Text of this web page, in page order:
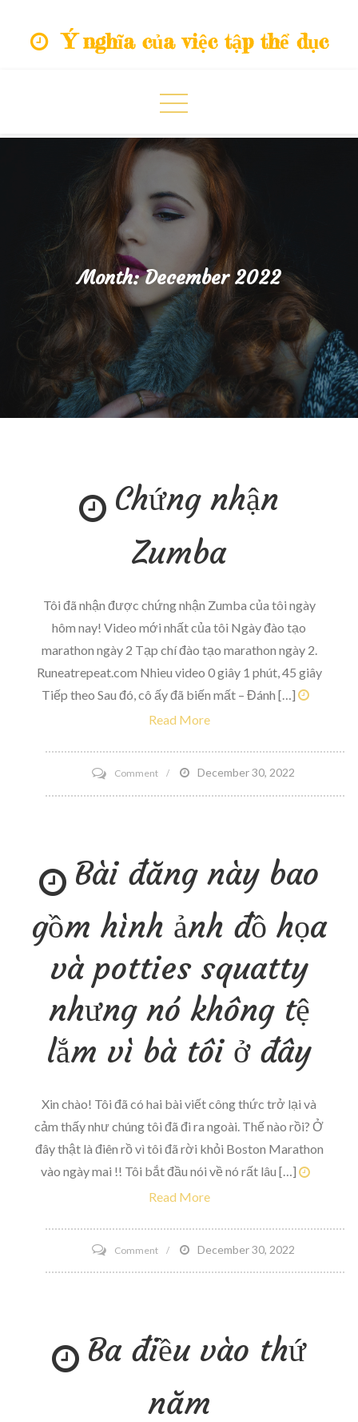
Ý nghĩa của việc tập thể dục
Month:December 2022
Chứng nhận
Zumba
Tôi đã nhận được chứng nhận Zumba của tôi ngày
hôm nay! Video mới nhất của tôi Ngày đào tạo
marathon ngày 2 Tạp chí đào tạo marathon ngày 2.
Runeatrepeat.com Nhieu video 0 giây 1 phút, 45 giây
Tiếp theo Sau đó, cô ấy đã biến mất – Đánh […]
Read More
Commenton
Chứng
December 30, 2022
Bài đăng này bao
gồm hình ảnh đồ họa
và potties squatty
nhưng nó không tệ
lắm vì bà tôi ở đây
Xin chào! Tôi đã có hai bài viết công thức trở lại và
cảm thấy như chúng tôi đã đi ra ngoài. Thế nào rồi? Ở
đây thật là điên rồ vì tôi đã rời khỏi Boston Marathon
vào ngày mai !! Tôi bắt đầu nói về nó rất lâu […]
Read More
Commenton
Bài
bao
gồm
ảnh
December 30, 2022
Ba điều vào thứ
năm